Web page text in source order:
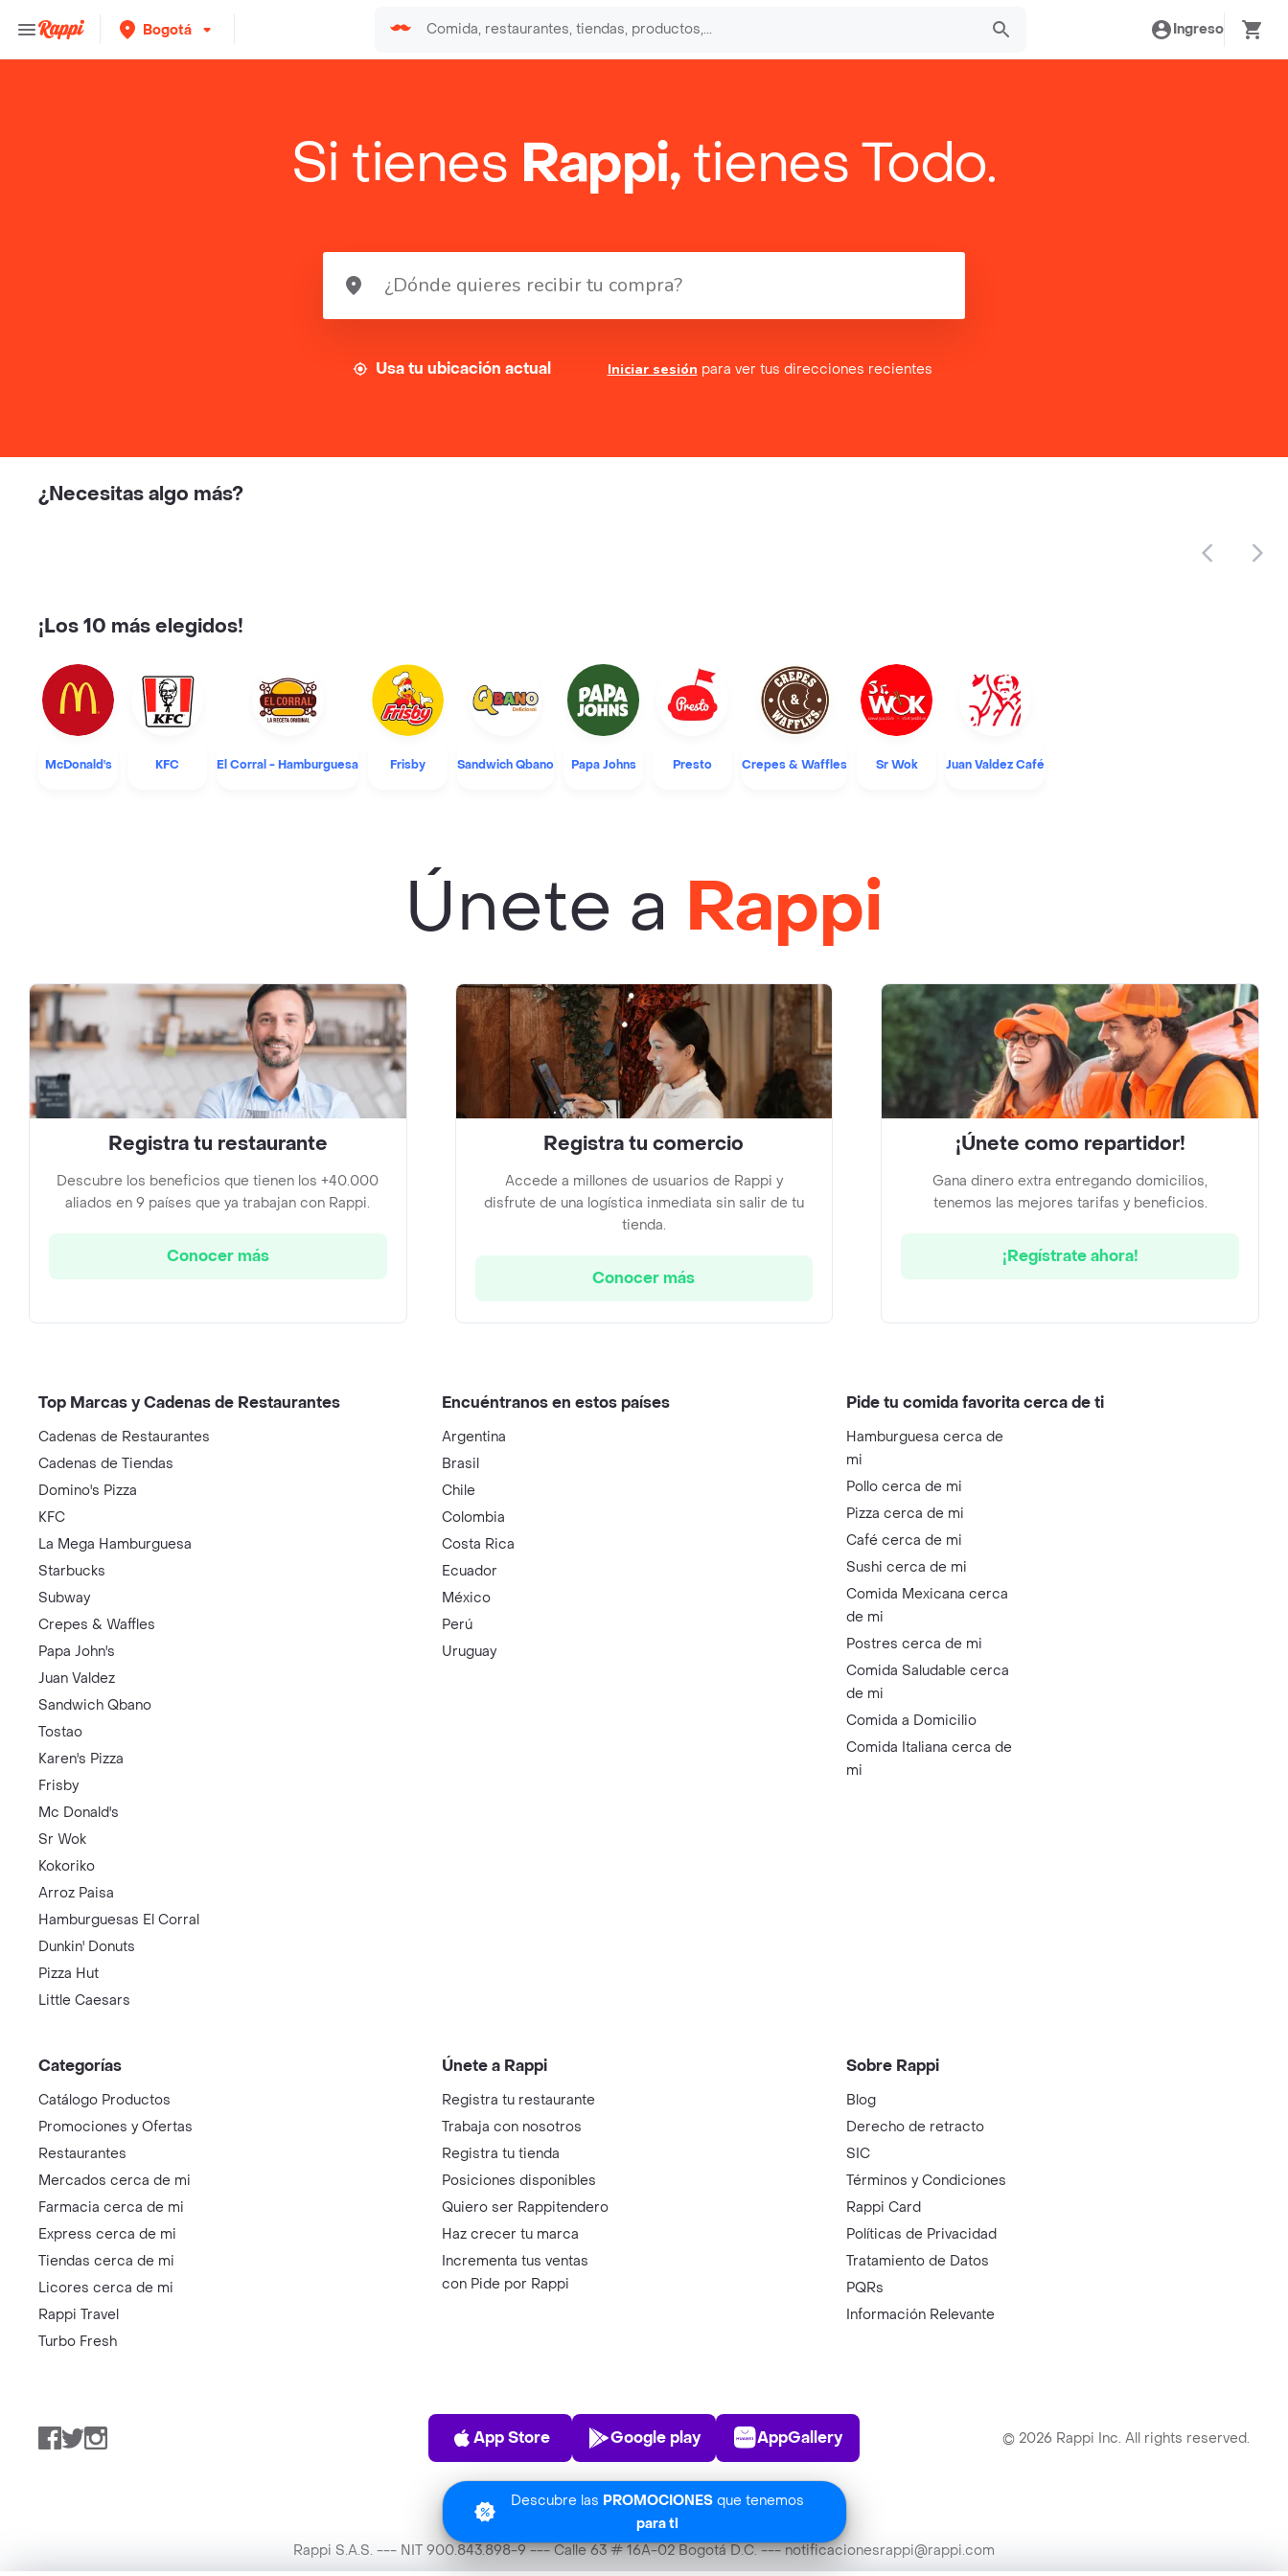
Bogotá Ingreso
Descubre las PROMOCIONES que tenemos
para ti
Si tienes Rappi,tienes Todo.
Usa tu ubicación actual Iniciar sesión para ver tus direcciones recientes
¿Necesitas algo más?
¡Los 10 más elegidos!
McDonald's KFC El Corral - Hamburguesa Frisby Sandwich Qbano Papa Johns Presto Crepes & Waffles Sr Wok Juan Valdez Café
Únete a Rappi
Registra tu restaurante
Descubre los beneficios que tienen los +40.000
aliados en 9 países que ya trabajan con Rappi.
Conocer más
Registra tu comercio
Accede a millones de usuarios de Rappi y
disfrute de una logística inmediata sin salir de tu
tienda.
Conocer más
¡Únete como repartidor!
Gana dinero extra entregando domicilios,
tenemos las mejores tarifas y beneficios.
¡Regístrate ahora!
Top Marcas y Cadenas de Restaurantes
Cadenas de Restaurantes
Cadenas de Tiendas
Domino's Pizza
KFC
La Mega Hamburguesa
Starbucks
Subway
Crepes & Waffles
Papa John's
Juan Valdez
Sandwich Qbano
Tostao
Karen's Pizza
Frisby
Mc Donald's
Sr Wok
Kokoriko
Arroz Paisa
Hamburguesas El Corral
Dunkin' Donuts
Pizza Hut
Little Caesars
Encuéntranos en estos países
Argentina
Brasil
Chile
Colombia
Costa Rica
Ecuador
México
Perú
Uruguay
Pide tu comida favorita cerca de ti
Hamburguesa cerca de
mi
Pollo cerca de mi
Pizza cerca de mi
Café cerca de mi
Sushi cerca de mi
Comida Mexicana cerca
de mi
Postres cerca de mi
Comida Saludable cerca
de mi
Comida a Domicilio
Comida Italiana cerca de
mi
Categorías
Catálogo Productos
Promociones y Ofertas
Restaurantes
Mercados cerca de mi
Farmacia cerca de mi
Express cerca de mi
Tiendas cerca de mi
Licores cerca de mi
Rappi Travel
Turbo Fresh
Únete a Rappi
Registra tu restaurante
Trabaja con nosotros
Registra tu tienda
Posiciones disponibles
Quiero ser Rappitendero
Haz crecer tu marca
Incrementa tus ventas
con Pide por Rappi
Sobre Rappi
Blog
Derecho de retracto
SIC
Términos y Condiciones
Rappi Card
Políticas de Privacidad
Tratamiento de Datos
PQRs
Información Relevante
Facebook
TwitterInstagram
App Store
App Store
Play Store
Google play
AppGallery
AppGallery © 2026 Rappi Inc. All rights reserved.
Rappi S.A.S. --- NIT 900.843.898-9 --- Calle 63 # 16A-02 Bogotá D.C. --- notificacionesrappi@rappi.com